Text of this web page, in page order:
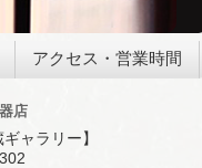
アクセス・営業時間
店
ギャラリー】